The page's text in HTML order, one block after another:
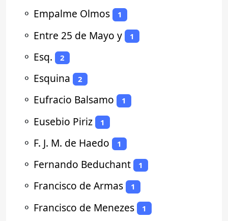
⚬ Empalme Olmos 1
⚬ Entre 25 de Mayo y 1
⚬ Esq. 2
⚬ Esquina 2
⚬ Eufracio Balsamo 1
⚬ Eusebio Piriz 1
⚬ F. J. M. de Haedo 1
⚬ Fernando Beduchant 1
⚬ Francisco de Armas 1
⚬ Francisco de Menezes 1